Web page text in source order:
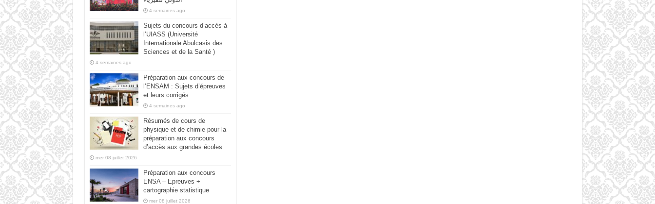
4 semaines ago
Sujets du concours d’accès à
l’UIASS (Université
Internationale Abulcasis des
Sciences et de la Santé )
4 semaines ago
Préparation aux concours de
l’ENSAM : Sujets d’épreuves
et leurs corrigés
4 semaines ago
Résumés de cours de
physique et de chimie pour la
préparation aux concours
d’accès aux grandes écoles
mer 08 juillet 2026
Préparation aux concours
ENSA – Epreuves +
cartographie statistique
mer 08 juillet 2026